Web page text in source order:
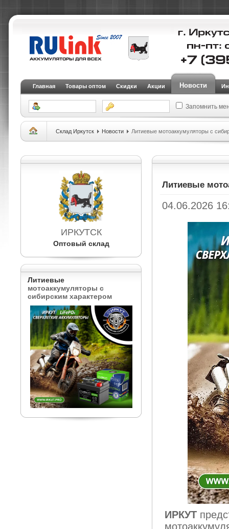
Главная Товары оптом Скидки Акции Новости
Запомнить
Склад Иркутск Новости Литиевые мотоаккумуляторы с
ИРКУТСК
Оптовый склад
Литиевые
мотоаккумуляторы с
сибирским характером
Литиевые
04.06.2026
ИРКУТ